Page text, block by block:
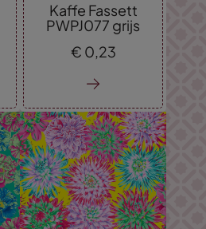
Kaffe Fassett
PWPJ077 grijs
€ 0,23